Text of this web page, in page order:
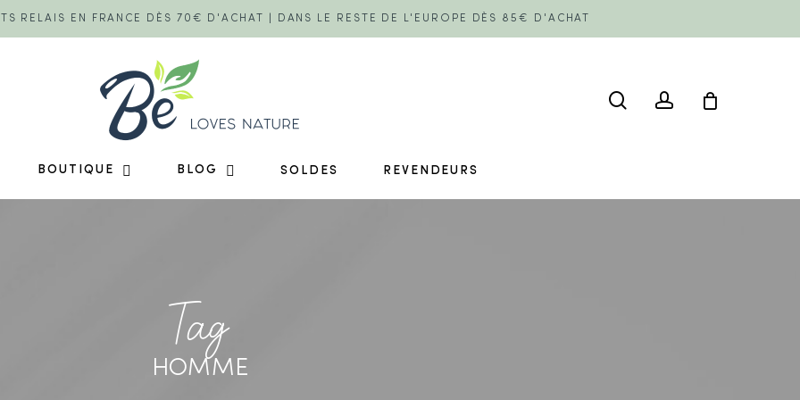
RELAIS EN FRANCE DÈS 70€ D'ACHAT | DANS LE RESTE DE L'EUROPE DÈS 85€ D'ACHAT
BOUTIQUE BLOG SOLDES REVENDEURS
Tag
HOMME